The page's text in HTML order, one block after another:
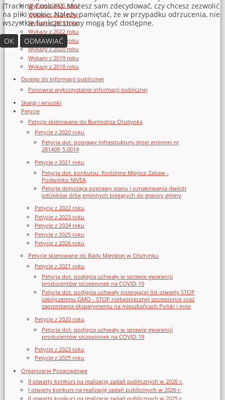
Wykazy z 2025 roku
Wykazy z 2024 roku
Wykazy z 2023 roku
Wykazy z 2022 roku
Wykazy z 2021 roku
Wykazy z 2020 roku
Wykazy z 2019 roku
Wykazy z 2018 roku
Dostęp do informacji publicznej
Ponowne wykorzystanie informacji publicznej
Skargi i wnioski
Petycje
Petycje skierowane do Burmistrza Olsztynka
Petycje z 2020 roku
Petycja dot. poprawy infrastruktury drogi gminnej nr
281409_5.0014
Petycje z 2021 roku
Petycja dot. konkursu: Rodzinne Miejsce Zabaw -
Podwórko NIVEA
Petycja dotycząca poprawy stanu i oznakowania dwóch
odcinków dróg gminnych biegących do granicy gminy
Petycje z 2022 roku
Petycje z 2023 roku
Petycje z 2024 roku
Petycje z 2025 roku
Petycje z 2026 roku
Petycje skierowane do Rady Miejskiej w Olsztynku
Petycje z 2021 roku
Petycja dot. podjęcia uchwały w sprawie gwarancji
producentów szczepionek na COVID-19
Petycja dot. podjęcia uchwały poierającej list otwarty STOP
zabójczenmu GMO - STOP niebezpiecznej szczepionce oraz
zaprzestania eksperymentu na mieszkańcach Polski i inne
Petycje z 2020 roku
Petycja dot. podjęcia uchwały w sprawie gwarancji
producentów szczepionek na COVID-19
Petycje z 2023 roku
Petycje z 2025 roku
Organizacje Pozarządowe
II otwarty konkurs na realizację zadań publicznych w 2026 r.
I otwarty konkurs na realizację zadań publicznych w 2026 r.
II otwarty konkurs na realizację zadań publicznych w 2025 r.
(Tracking Cookies). Możesz sam zdecydować, czy chcesz zezwolić
na pliki cookie. Należy pamiętać, że w przypadku odrzucenia, nie
wszystkie funkcje strony mogą być dostępne.
OK
ODMAWIAĆ